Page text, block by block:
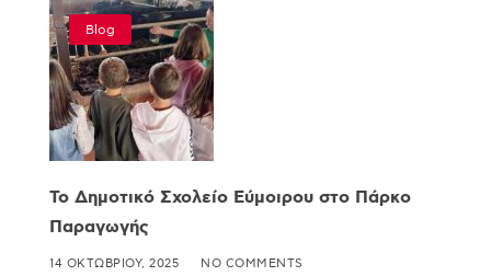
Blog
Το Δημοτικό Σχολείο Εύμοιρου στο Πάρκο
Παραγωγής
14 ΟΚΤΩΒΡΊΟΥ, 2025 NO COMMENTS